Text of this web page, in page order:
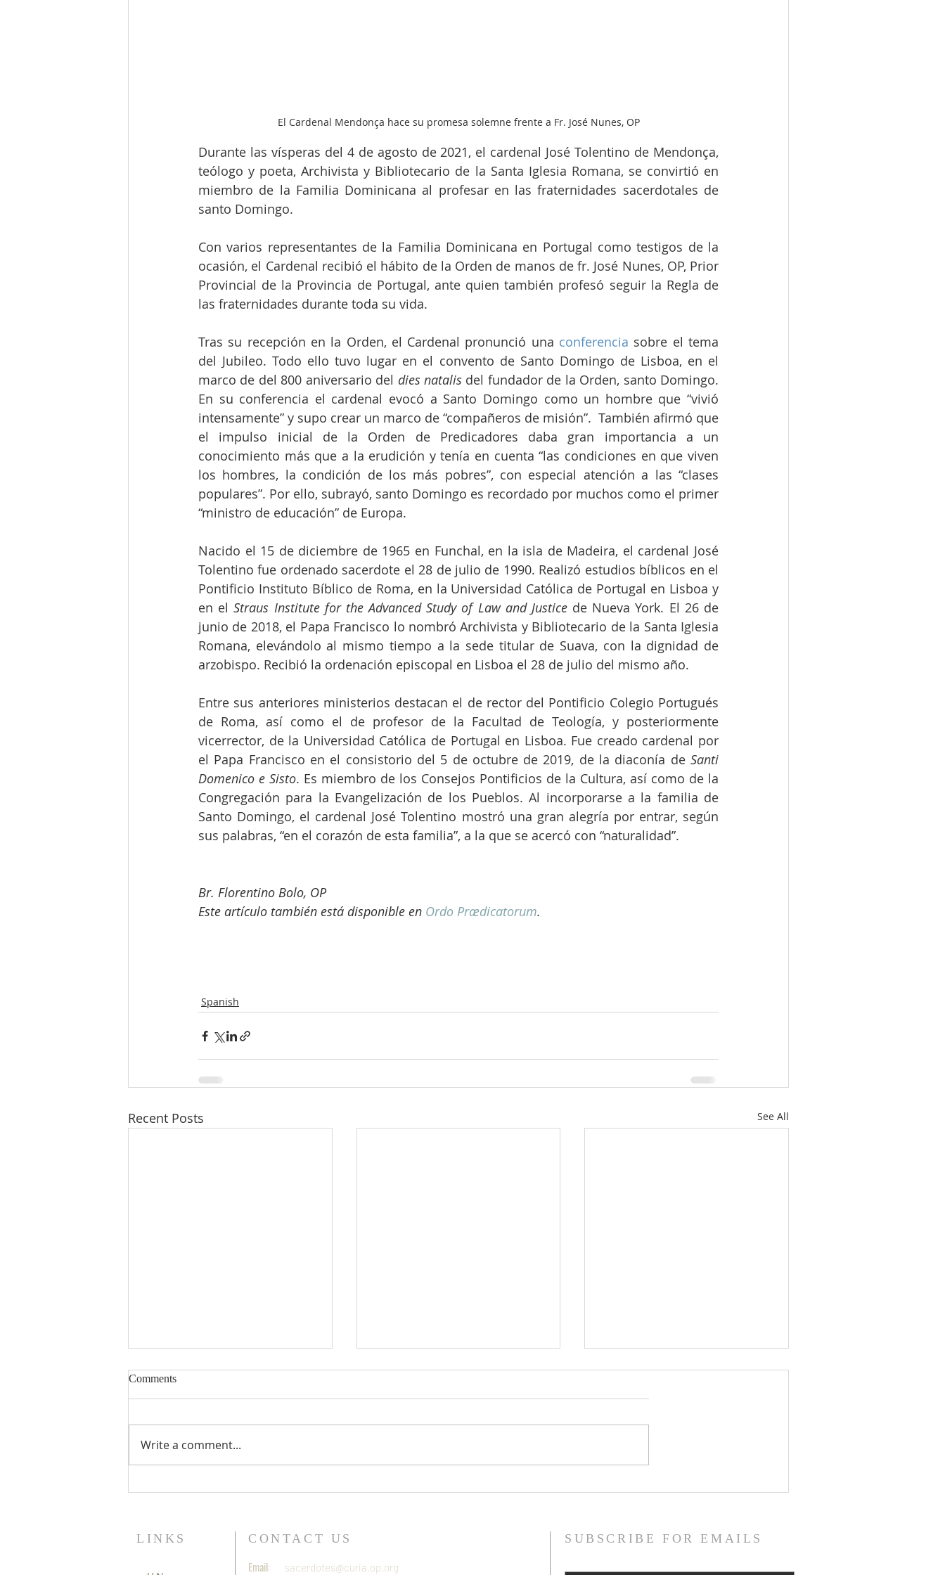
El Cardenal Mendonça hace su promesa solemne frente a Fr. José Nunes, OP
Durante las vísperas del 4 de agosto de 2021, el cardenal José Tolentino de Mendonça,
teólogo y poeta, Archivista y Bibliotecario de la Santa Iglesia Romana, se convirtió en
miembro de la Familia Dominicana al profesar en las fraternidades sacerdotales de
santo Domingo.
Con varios representantes de la Familia Dominicana en Portugal como testigos de la
ocasión, el Cardenal recibió el hábito de la Orden de manos de fr. José Nunes, OP, Prior
Provincial de la Provincia de Portugal, ante quien también profesó seguir la Regla de
las fraternidades durante toda su vida.
Tras su recepción en la Orden, el Cardenal pronunció una conferencia sobre el tema
del Jubileo. Todo ello tuvo lugar en el convento de Santo Domingo de Lisboa, en el
marco de del 800 aniversario del dies natalis del fundador de la Orden, santo Domingo.
En su conferencia el cardenal evocó a Santo Domingo como un hombre que “vivió
intensamente” y supo crear un marco de “compañeros de misión”.  También afirmó que
el impulso inicial de la Orden de Predicadores daba gran importancia a un
conocimiento más que a la erudición y tenía en cuenta “las condiciones en que viven
los hombres, la condición de los más pobres”, con especial atención a las “clases
populares”. Por ello, subrayó, santo Domingo es recordado por muchos como el primer
“ministro de educación” de Europa.
Nacido el 15 de diciembre de 1965 en Funchal, en la isla de Madeira, el cardenal José
Tolentino fue ordenado sacerdote el 28 de julio de 1990. Realizó estudios bíblicos en el
Pontificio Instituto Bíblico de Roma, en la Universidad Católica de Portugal en Lisboa y
en el Straus Institute for the Advanced Study of Law and Justice de Nueva York. El 26 de
junio de 2018, el Papa Francisco lo nombró Archivista y Bibliotecario de la Santa Iglesia
Romana, elevándolo al mismo tiempo a la sede titular de Suava, con la dignidad de
arzobispo. Recibió la ordenación episcopal en Lisboa el 28 de julio del mismo año.
Entre sus anteriores ministerios destacan el de rector del Pontificio Colegio Portugués
de Roma, así como el de profesor de la Facultad de Teología, y posteriormente
vicerrector, de la Universidad Católica de Portugal en Lisboa. Fue creado cardenal por
el Papa Francisco en el consistorio del 5 de octubre de 2019, de la diaconía de Santi
Domenico e Sisto. Es miembro de los Consejos Pontificios de la Cultura, así como de la
Congregación para la Evangelización de los Pueblos. Al incorporarse a la familia de
Santo Domingo, el cardenal José Tolentino mostró una gran alegría por entrar, según
sus palabras, “en el corazón de esta familia”, a la que se acercó con “naturalidad”.
Br. Florentino Bolo, OP
Este artículo también está disponible en Ordo Prædicatorum.
Spanish
Recent Posts See All
Comments
Write a comment...
LINKS CONTACT US
Email: sacerdotes@curia.op.org
SUBSCRIBE FOR EMAILS